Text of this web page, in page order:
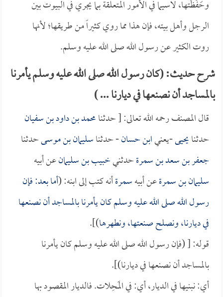
وحَفَظَتها، لاسيما في الأمور المتعلقة بما يجري في البيوت بين
الرجل وأهل بيته، فإن هذا مما روي كثيراً من طريقها؛ لأنها
روت الكثير عن رسول الله صلى الله عليه وسلم.
شرح حديث: (كان رسول الله صلى الله عليه وسلم يأمرنا
بالمساجد أن نصنعها في ديارنا ... )
قال المصنف رحمه الله تعالى: [ حدثنامحمد بن داود بن سفيان
حدثنايحيى-يعنيابن حسان- حدثناسليمان بن موسىحدثنا
جعفر بن سعد بن سمرةحدثنيخبيب بن سليمانعن أبيه
سليمان بن سمرةعن أبيهسمرةأنه كتب إلى ابنه: (أما بعد: فإن
رسول الله صلى الله عليه وسلم كان يأمرنا بالمساجد أن نصنعها
في ديارنا، ونصلح صنعتها، ونطهرها)].
قوله: [ (فإن رسول الله صلى الله عليه وسلم كان يأمرنا
بالمساجد أن نصنعها في ديارنا)].
أي: نبنيها في الديار، أي: في المَحِلات. فالديار المقصود بها